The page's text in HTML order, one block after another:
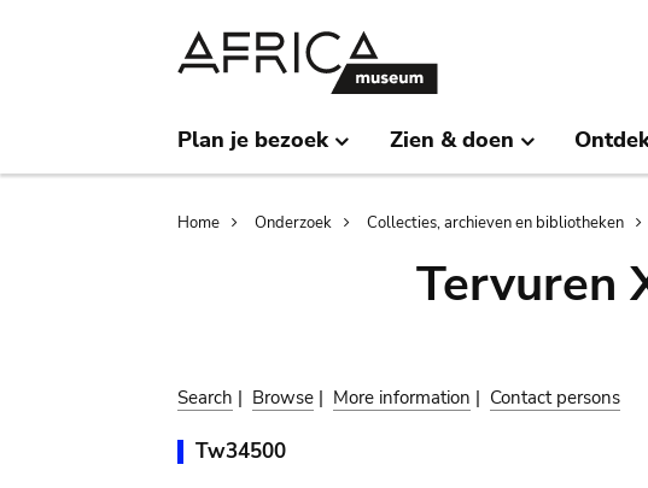
Plan je bezoek Zien & doen
Breadcrumb
Home Onderzoek Collecties, archieven en bibliotheken
Tervuren
Search | Browse | More information | Contact persons
Tw34500